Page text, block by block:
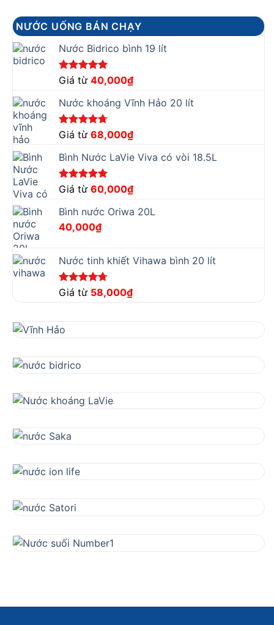
NƯỚC UỐNG BÁN CHẠY
Nước Bidrico bình 19 lít
Được xếp
5 sao
Giá từ 40,000₫
Nước khoáng Vĩnh Hảo 20 lít
Được xếp
5 sao
Giá từ 68,000₫
Bình Nước LaVie Viva có vòi 18.5L
Được xếp
5 sao
Giá từ 60,000₫
Bình nước Oriwa 20L
40,000₫
Nước tinh khiết Vihawa bình 20 lít
Được xếp
Giá từ 58,000₫